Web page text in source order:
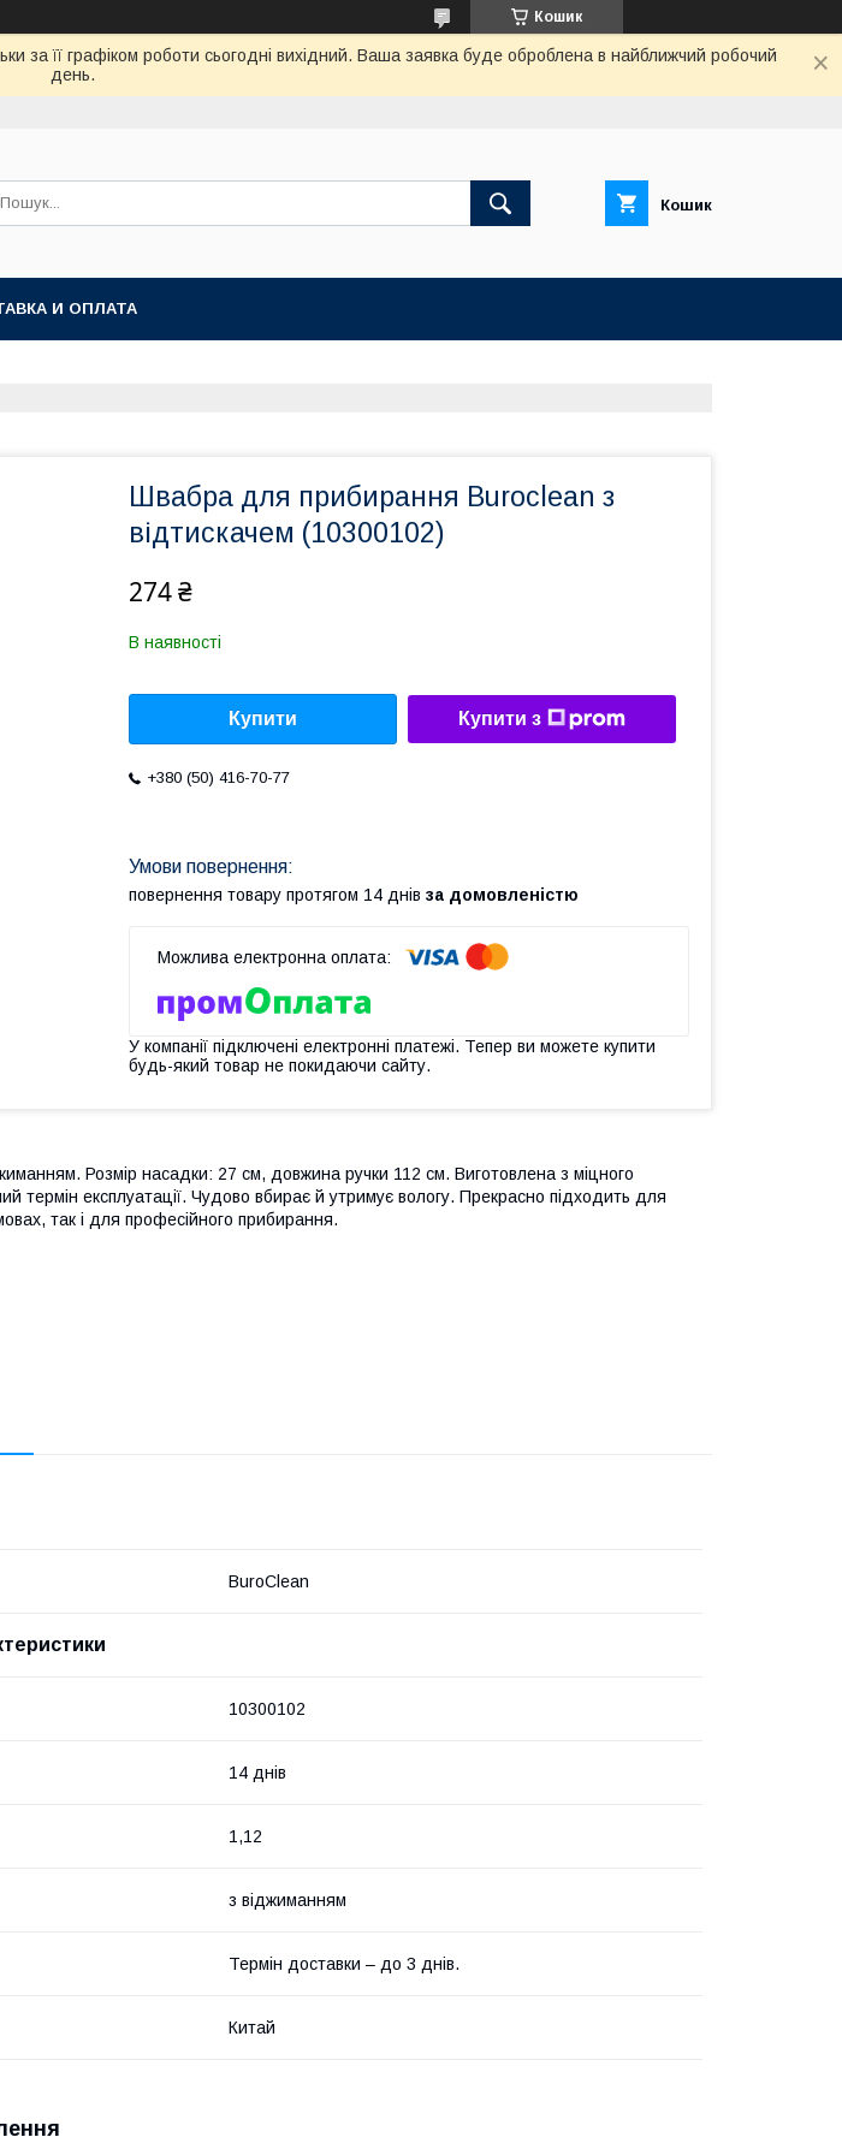
Кошик
за її графіком роботи сьогодні вихідний. Ваша заявка буде оброблена в найближчий робочий
день.
Кошик
И ОПЛАТА
Швабра для прибирання Buroclean з
відтискачем (10300102)
274 ₴
В наявності
Купити Купити з
+380 (50) 416-70-77
повернення товару протягом 14 днів за домовленістю
У компанії підключені електронні платежі. Тепер ви можете купити
будь-який товар не покидаючи сайту.
Розмір насадки: 27 см, довжина ручки 112 см. Виготовлена з міцного
термін експлуатації. Чудово вбирає й утримує вологу. Прекрасно підходить для
так і для професійного прибирання.
BuroClean
10300102
14 днів
1,12
з віджиманням
Термін доставки – до 3 днів.
Китай